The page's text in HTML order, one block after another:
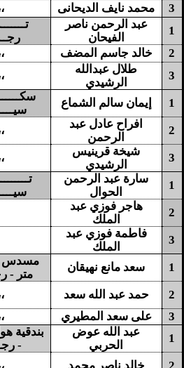
3
محمد نايف الديحانى
1
عبد الرحمن ناصر
الفيحان
2
خالد جاسم المضف
3
طلال عبدالله
الرشيدي
1 إيمان سالم الشماع
2
افراح عادل عبد
الرحمن
3
شيخة قرينيس
الرشيدي
1
سارة عبد الرحمن
الحوال
2
هاجر فوزي عبد
الملك
3
فاطمة فوزي عبد
الملك
1 سعد مانع نهيقان
متر -
2 حمد عبد الله سعد
3
على سعد المطيري
1
عبد الله عوض
الحربي
-